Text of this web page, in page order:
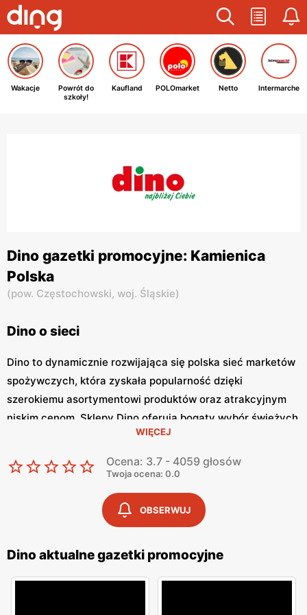
Wakacje
Powrót do
szkoły!
Kaufland POLOmarket Netto Intermarche
Dino gazetki promocyjne: Kamienica
Polska
(pow. Częstochowski, woj. Śląskie)
Dino o sieci
Dino to dynamicznie rozwijająca się polska sieć marketów
spożywczych, która zyskała popularność dzięki
szerokiemu asortymentowi produktów oraz atrakcyjnym
niskim cenom. Sklepy Dino oferują bogaty wybór świeżych
produktów spożywczych, artykułów przemysłowych oraz
codziennego użytku. Klienci cenią sobie także częste
promocje oraz dogodną lokalizację sklepów. Jednym z
kluczowych elementów strategii marketingowej Dino są
regularnie wydawane gazetki promocyjne. Gazetki te, jak
Dino gazetka promocyjna
najnowsze promocje, specjalne oferty oraz sezonowe
wyprzedaże, dzięki czemu klienci mogą planować swoje
zakupy i korzystać z wyjątkowych okazji cenowych. Są
WIĘCEJ
Ocena: 3.7 - 4059 głosów
Twoja ocena: 0.0
OBSERWUJ
Dino aktualne gazetki promocyjne